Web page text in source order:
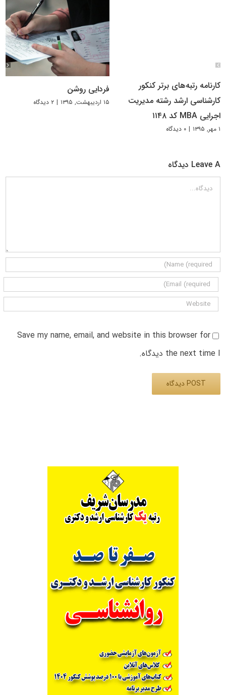
کارنامه رتبه‌های برتر کنکور
کارشناسی ارشد رشته مدیریت
اجرایی MBA کد ۱۱۴۸
۱ مهر, ۱۳۹۵ | ۰ دیدگاه
فردایی روشن
۱۵ اردیبهشت, ۱۳۹۵ | ۲ دیدگاه
Leave A دیدگاه
دیدگاه
Save my name, email, and website in this browser for
the next time I دیدگاه.